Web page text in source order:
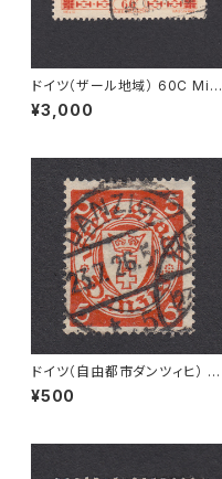
ドイツ（ザール地域） 60C Mi#1
43 使用済み切手｜EINÖD 8.
9.1934
¥3,000
ドイツ（自由都市ダンツィヒ） 5P
f Mi#193 使用済み切手｜DA
NZIG 23.7.1926
¥500